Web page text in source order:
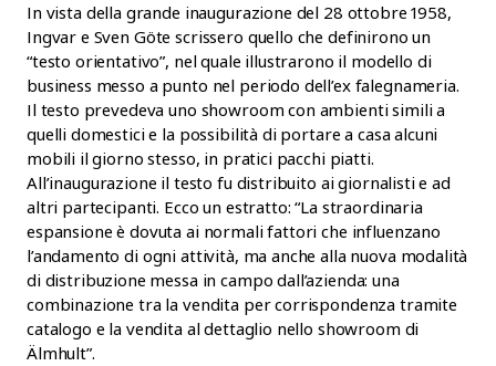
In vista della grande inaugurazione del 28 ottobre 1958,
Ingvar e Sven Göte scrissero quello che definirono un
“testo orientativo”, nel quale illustrarono il modello di
business messo a punto nel periodo dell’ex falegnameria.
Il testo prevedeva uno showroom con ambienti simili a
quelli domestici e la possibilità di portare a casa alcuni
mobili il giorno stesso, in pratici pacchi piatti.
All’inaugurazione il testo fu distribuito ai giornalisti e ad
altri partecipanti. Ecco un estratto: “La straordinaria
espansione è dovuta ai normali fattori che influenzano
l’andamento di ogni attività, ma anche alla nuova modalità
di distribuzione messa in campo dall’azienda: una
combinazione tra la vendita per corrispondenza tramite
catalogo e la vendita al dettaglio nello showroom di
Älmhult”.